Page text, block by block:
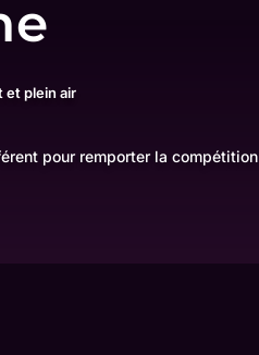
et plein air
pour remporter la compétition